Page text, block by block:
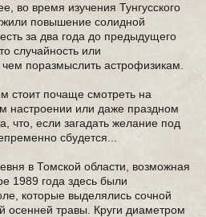
во время изучения Тунгусского
повышение солидной
за два года до предыдущего
случайность или
поразмыслить астрофизикам.
стоит почаще смотреть на
настроении или даже праздном
что, если загадать желание под
сбудется...
в Томской области, возможная
1989 года здесь были
которые выделялись сочной
осенней травы. Круги диаметром